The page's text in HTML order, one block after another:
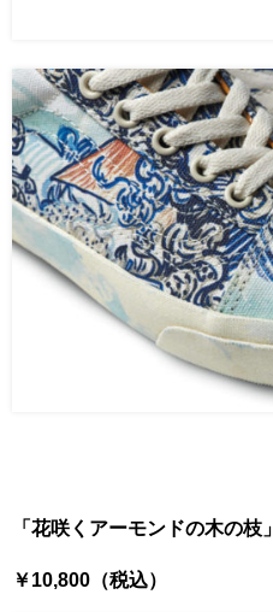
「花咲くアーモンドの木の枝」
￥10,800（税込）